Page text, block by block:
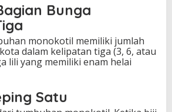
Bunga
monokotil memiliki jumlah
dalam kelipatan tiga (3, 6, atau
lili yang memiliki enam helai
Satu